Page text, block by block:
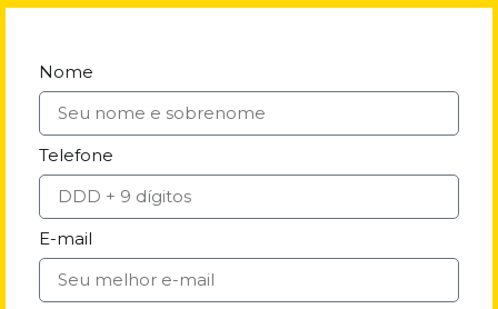
Nome
Telefone
E-mail